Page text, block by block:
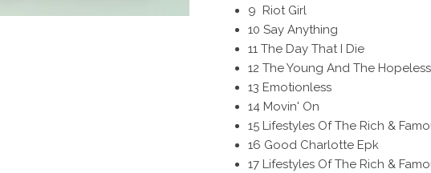
9 Riot Girl
10 Say Anything
11 The Day That I Die
12 The Young And The Hopeless
13 Emotionless
14 Movin' On
15 Lifestyles Of The Rich &
16 Good Charlotte Epk
17 Lifestyles Of The Rich &